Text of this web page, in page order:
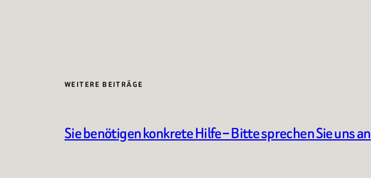
WEITERE BEITRÄGE
Sie benötigen konkrete Hilfe – Bitte sprechen Sie uns an